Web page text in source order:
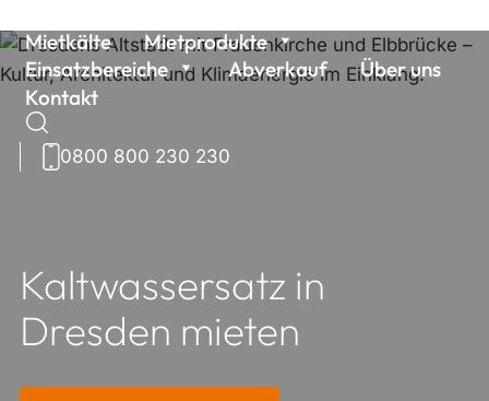
zum
Inhalt
Mietkälte
Mietprodukte
Einsatzbereiche
Abverkauf
Über uns
Kontakt
Suchen
0800 800 230 230
Kaltwassersatz in
Dresden mieten